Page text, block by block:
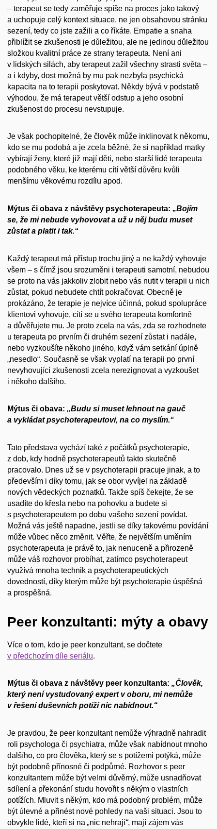
– terapeut se tedy zaměřuje spíše na proces jako takový
a uchopuje celý kontext situace, ne jen obsahovou stránku
sezení, tedy co jste zažili a co říkáte. Empatie a snaha
přiblížit se zkušenosti je důležitou, ale ne jedinou důležitou
složkou kvalitní práce ze strany terapeuta. Není ani
v lidských silách, aby terapeut zažil všechny strasti světa –
a i kdyby, dost možná by mu pak nezbyla psychická
kapacita na to terapii poskytovat. Někdy bývá v podstatě
výhodou, že má terapeut větší odstup a jeho osobní
zkušenost do procesu nevstupuje.
Je však pochopitelné, že člověk může inklinovat k někomu,
kdo se mu podobá a je zcela běžné, že si například matky
vybírají ženy, které již mají děti, nebo starší lidé terapeuta
podobného věku, ke kterému cítí větší důvěru kvůli
menšímu věkovému rozdílu apod.
Mýtus či obava z návštěvy psychoterapeuta: „Bojím
se, že mi nebude vyhovovat a už u něj budu muset
zůstat a platit i tak.“
Každý terapeut má přístup trochu jiný a ne každý vyhovuje
všem – s čímž jsou srozuměni i terapeuti samotní, nebudou
se proto na vás jakkoliv zlobit nebo vás nutit v terapii u nich
zůstat, pokud nebudete chtít pokračovat. Obecně je
prokázáno, že terapie je nejvíce účinná, pokud spolupráce
klientovi vyhovuje, cítí se u svého terapeuta komfortně
a důvěřujete mu. Je proto zcela na vás, zda se rozhodnete
u terapeuta po prvním či druhém sezení zůstat i nadále,
nebo vyzkoušíte někoho jiného, když vám setkání úplně
„nesedlo“. Současně se však vyplatí na terapii po první
nevyhovující zkušenosti zcela nerezignovat a vyzkoušet
i někoho dalšího.
Mýtus či obava: „Budu si muset lehnout na gauč
a vykládat psychoterapeutovi, na co myslím.“
Tato představa vychází také z počátků psychoterapie,
z dob, kdy hodně psychoterapeutů takto skutečně
pracovalo. Dnes už se v psychoterapii pracuje jinak, a to
především i díky tomu, jak se obor vyvíjel na základě
nových vědeckých poznatků. Takže spíš čekejte, že se
usadíte do křesla nebo na pohovku a budete si
s psychoterapeutem po dobu vašeho sezení povídat.
Možná vás ještě napadne, jestli se díky takovému povídání
může vůbec něco změnit. Věřte, že největším uměním
psychoterapeuta je právě to, jak nenuceně a přirozeně
může váš rozhovor probíhat, zatímco psychoterapeut
využívá mnoha technik a psychoterapeutických
dovedností, díky kterým může být psychoterapie úspěšná
a prospěšná.
Peer konzultanti: mýty a obavy
Více o tom, kdo je peer konzultant, se dočtete
v předchozím díle seriálu.
Mýtus či obava z návštěvy peer konzultanta: „Člověk,
který není vystudovaný expert v oboru, mi nemůže
v řešení duševních potíží nic nabídnout.“
Je pravdou, že peer konzultant nemůže výhradně nahradit
roli psychologa či psychiatra, může však nabídnout mnoho
dalšího, co pro člověka, který se s potížemi potýká, může
být podobně přínosné či podpůrné. Rozhovor s peer
konzultantem může být velmi důvěrný, může usnadňovat
sdílení a překonání studu hovořit s někým o vlastních
potížích. Mluvit s někým, kdo má podobný problém, může
být úlevné a přinést nové pohledy na vaši situaci. Jsou to
obvykle lidé, kteří si na „nic nehrají“, mají zájem vás